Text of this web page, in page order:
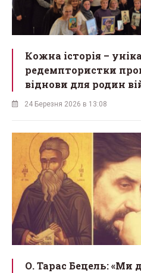
Кожна історія –
редемптористки
віднови для родин
24 Березня 2026 в 13:08
О. Тарас Бецель: